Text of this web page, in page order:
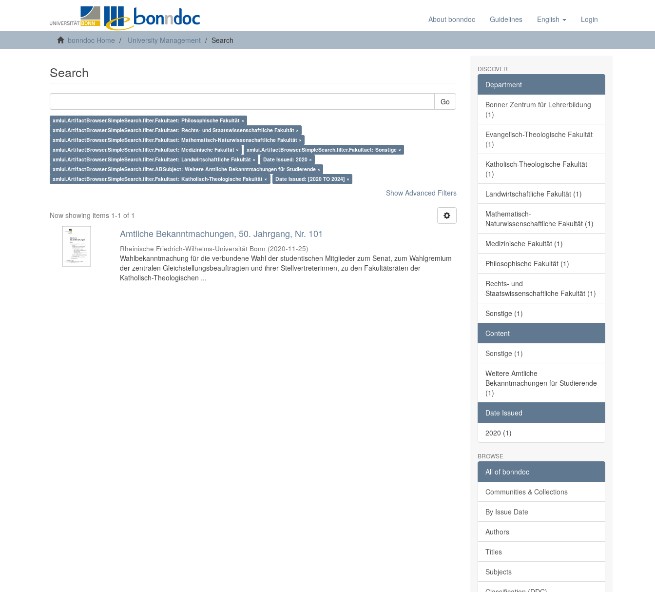
About bonndoc Guidelines English Login
bonndoc Home University Management Search
Search
Go
xmlui.ArtifactBrowser.SimpleSearch.filter.Fakultaet: Philosophische Fakultät ×
xmlui.ArtifactBrowser.SimpleSearch.filter.Fakultaet: Rechts- und Staatswissenschaftliche Fakultät ×
xmlui.ArtifactBrowser.SimpleSearch.filter.Fakultaet: Mathematisch-Naturwissenschaftliche Fakultät ×
xmlui.ArtifactBrowser.SimpleSearch.filter.Fakultaet: Medizinische Fakultät ×
xmlui.ArtifactBrowser.SimpleSearch.filter.Fakultaet: Sonstige ×
xmlui.ArtifactBrowser.SimpleSearch.filter.Fakultaet: Landwirtschaftliche Fakultät ×
Date Issued: 2020 ×
xmlui.ArtifactBrowser.SimpleSearch.filter.ABSubject: Weitere Amtliche Bekanntmachungen für Studierende ×
xmlui.ArtifactBrowser.SimpleSearch.filter.Fakultaet: Katholisch-Theologische Fakultät ×
Date Issued: [2020 TO 2024] ×
Show Advanced Filters
Now showing items 1-1 of 1
Amtliche Bekanntmachungen, 50. Jahrgang, Nr. 101
Rheinische Friedrich-Wilhelms-Universität Bonn (2020-11-25)
Wahlbekanntmachung für die verbundene Wahl der studentischen Mitglieder zum Senat, zum Wahlgremium
der zentralen Gleichstellungsbeauftragten und ihrer Stellvertreterinnen, zu den Fakultätsräten der
Katholisch-Theologischen ...
DISCOVER
Department
Bonner Zentrum für Lehrerbildung
(1)
Evangelisch-Theologische Fakultät
(1)
Katholisch-Theologische Fakultät
(1)
Landwirtschaftliche Fakultät (1)
Mathematisch-
Naturwissenschaftliche Fakultät (1)
Medizinische Fakultät (1)
Philosophische Fakultät (1)
Rechts- und
Staatswissenschaftliche Fakultät (1)
Sonstige (1)
Content
Sonstige (1)
Weitere Amtliche
Bekanntmachungen für Studierende
(1)
Date Issued
2020 (1)
BROWSE
All of bonndoc
Communities & Collections
By Issue Date
Authors
Titles
Subjects